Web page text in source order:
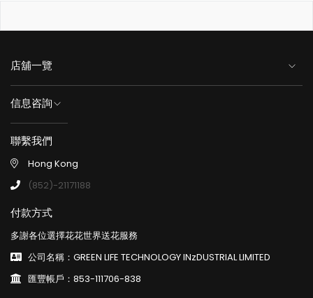
店舖一覽
信息咨詢
聯繫我們
Hong Kong
(852)-21171188
付款方式
多謝各位選擇花花世界送花服務
公司名稱：GREEN LIFE TECHNOLOGY INzDUSTRIAL LIMITED
匯豐帳戶：853-111706-838